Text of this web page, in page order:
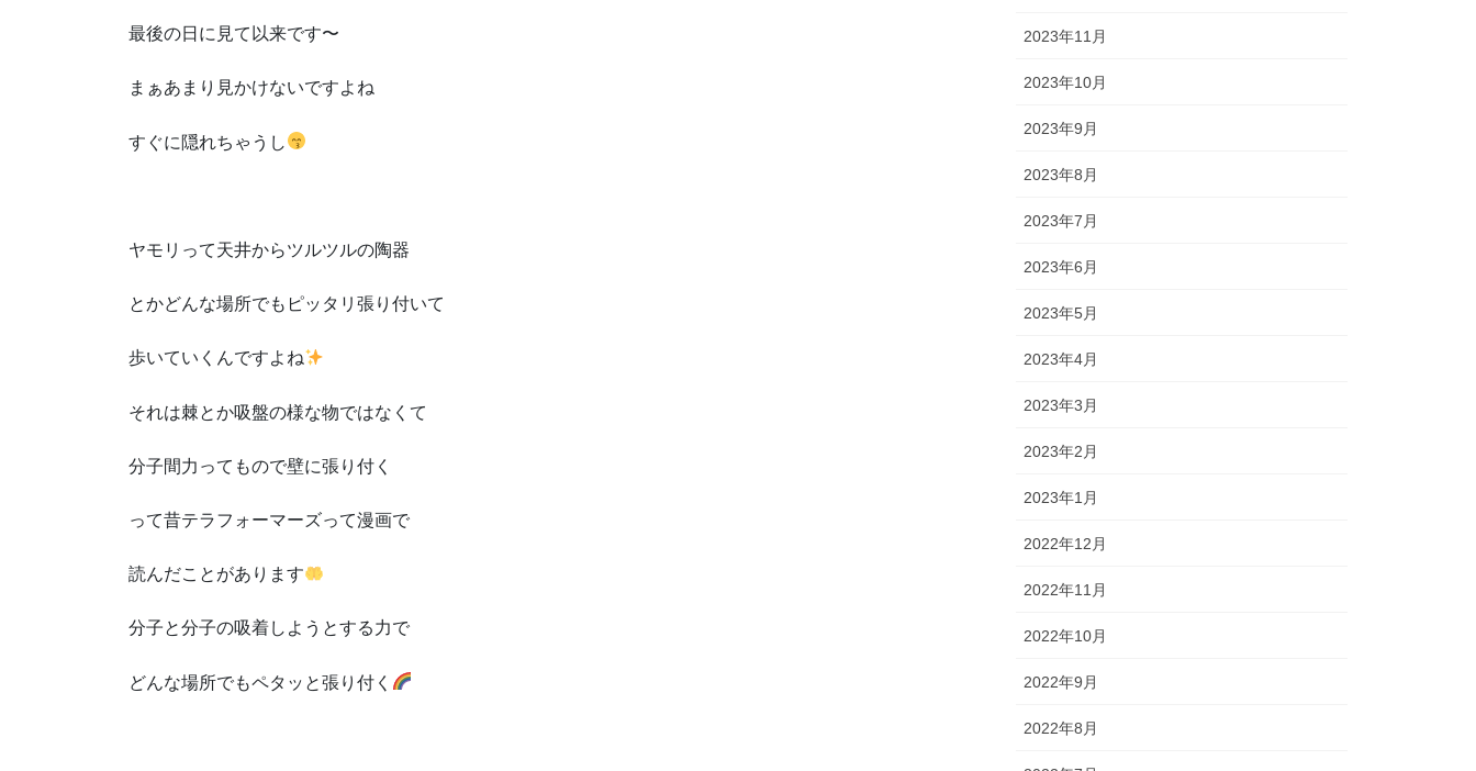
最後の日に見て以来です〜
まぁあまり見かけないですよね
すぐに隠れちゃうし
ヤモリって天井からツルツルの陶器
とかどんな場所でもピッタリ張り付いて
歩いていくんですよね
それは棘とか吸盤の様な物ではなくて
分子間力ってもので壁に張り付く
って昔テラフォーマーズって漫画で
読んだことがあります
分子と分子の吸着しようとする力で
どんな場所でもペタッと張り付く
2023年11月
2023年10月
2023年9月
2023年8月
2023年7月
2023年6月
2023年5月
2023年4月
2023年3月
2023年2月
2023年1月
2022年12月
2022年11月
2022年10月
2022年9月
2022年8月